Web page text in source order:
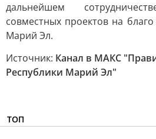
дальнейшем
совместных проектов на
Марий Эл.
Источник: Канал в МАКС
Республики Марий Эл"
ТОП